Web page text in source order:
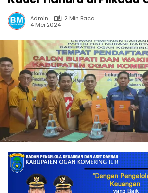
Admin
2 Min Baca
4 Mei 2024